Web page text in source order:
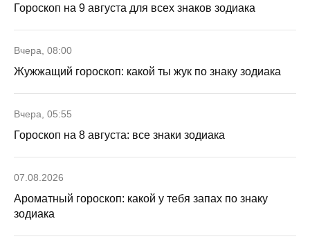
Гороскоп на 9 августа для всех знаков зодиака
Вчера, 08:00
Жужжащий гороскоп: какой ты жук по знаку зодиака
Вчера, 05:55
Гороскоп на 8 августа: все знаки зодиака
07.08.2026
Ароматный гороскоп: какой у тебя запах по знаку
зодиака